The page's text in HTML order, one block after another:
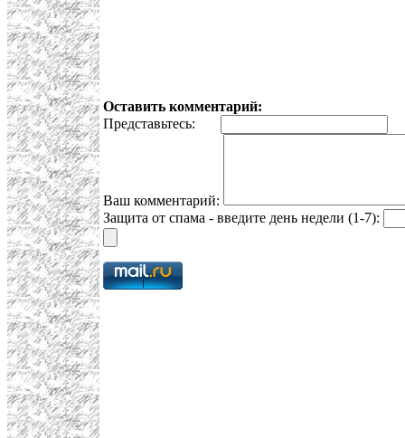
Оставить комментарий:
Представьтесь:
Ваш комментарий:
Защита от спама - введите день недели (1-7):